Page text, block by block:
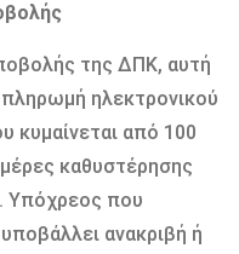
της ΔΠΚ, αυτή
ηλεκτρονικού
κυμαίνεται από 100
καθυστέρησης
Υπόχρεος που
ανακριβή ή